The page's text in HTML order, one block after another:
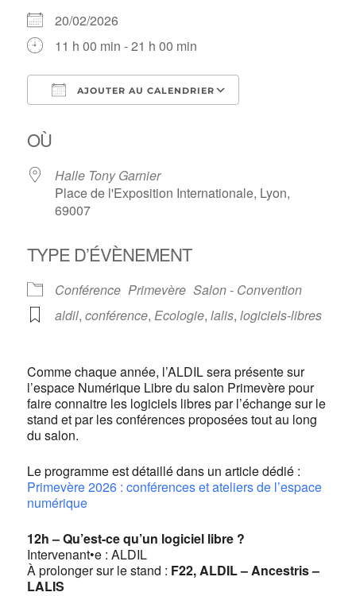
20/02/2026
11 h 00 min - 21 h 00 min
AJOUTER AU CALENDRIER
OÙ
Halle Tony Garnier
Place de l'Exposition Internationale, Lyon,
69007
TYPE D’ÉVÈNEMENT
Conférence Primevère Salon - Convention
aldil,conférence, Ecologie,lalis,logiciels-libres
Comme chaque année, l’ALDIL sera présente sur
l’espace Numérique Libre du salon Primevère pour
faire connaitre les logiciels libres par l’échange sur le
stand et par les conférences proposées tout au long
du salon.
Le programme est détaillé dans un article dédié :
Primevère 2026 : conférences et ateliers de l’espace
numérique
12h – Qu’est-ce qu’un logiciel libre ?
Intervenant•e : ALDIL
À prolonger sur le stand : F22, ALDIL – Ancestris –
LALIS